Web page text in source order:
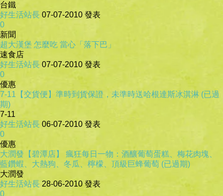
台鐵
好生活站長 07-07-2010 發表
0
新聞
超大漢堡 怎麼吃 當心「落下巴」
速食店
好生活站長 07-07-2010 發表
0
優惠
7-11【交貨便】準時到貨保證，未準時送哈根達斯冰淇淋 (已過
期)
7-11
好生活站長 06-07-2010 發表
0
優惠
大潤發【碧潭店】 瘋狂每日一物：酒釀葡萄蛋糕、梅花肉塊、
藍鑽蝦、大熱狗、冬瓜、檸檬、頂級巨蜂葡萄 (已過期)
大潤發
好生活站長 28-06-2010 發表
0